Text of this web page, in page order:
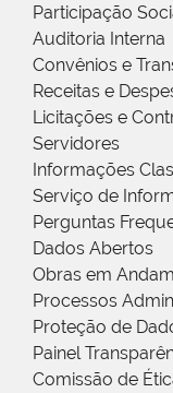
Participação
Auditoria Interna
Convênios e
Receitas e
Licitações e
Servidores
Informações
Serviço de
Perguntas
Dados Abertos
Obras em
Processos
Proteção de
Painel
Comissão de